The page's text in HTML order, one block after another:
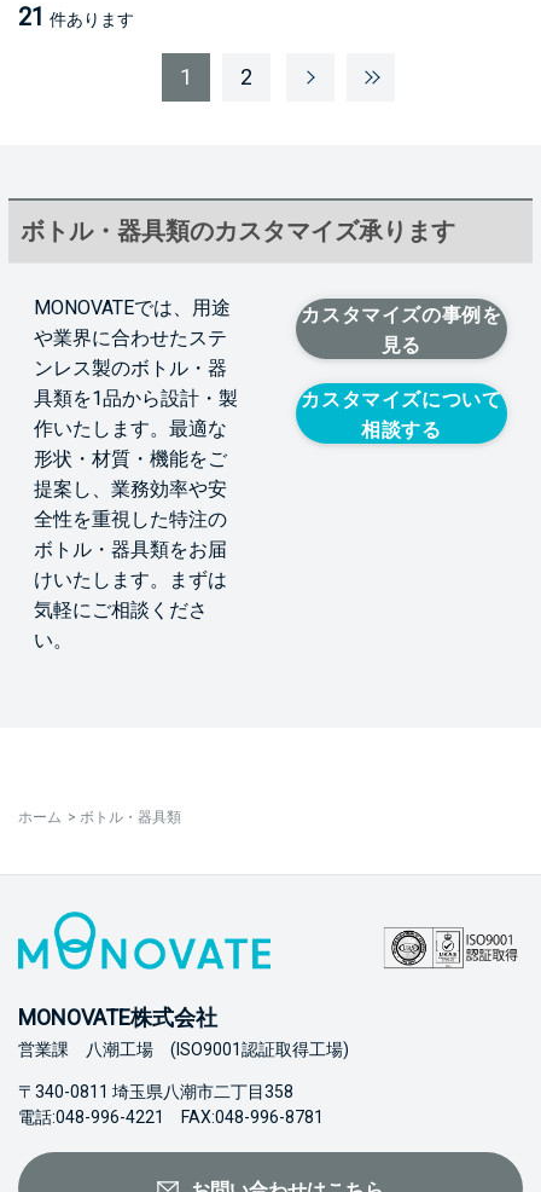
21 件あります
1 2
ボトル・器具類のカスタマイズ承ります
MONOVATEでは、用途
や業界に合わせたステ
ンレス製のボトル・器
具類を1品から設計・製
作いたします。最適な
形状・材質・機能をご
提案し、業務効率や安
全性を重視した特注の
ボトル・器具類をお届
けいたします。まずは
気軽にご相談くださ
い。
カスタマイズの事例を
見る
カスタマイズについて
相談する
ホーム > ボトル・器具類
MONOVATE株式会社
営業課 八潮工場 (ISO9001認証取得工場)
〒340-0811 埼玉県八潮市二丁目358
電話:048-996-4221 FAX:048-996-8781